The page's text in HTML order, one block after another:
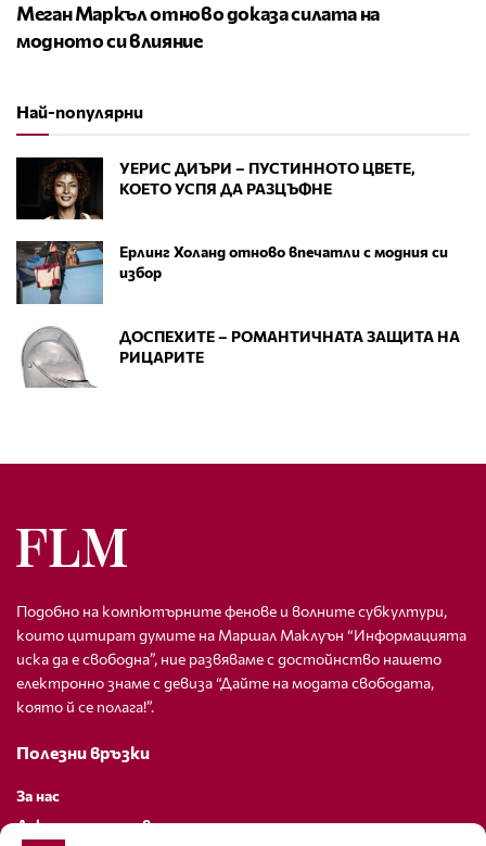
Меган Маркъл отново доказа силата на
модното си влияние
Най-популярни
УЕРИС ДИЪРИ – ПУСТИННОТО ЦВЕТЕ,
КОЕТО УСПЯ ДА РАЗЦЪФНЕ
Ерлинг Холанд отново впечатли с модния си
избор
ДОСПЕХИТЕ – РОМАНТИЧНАТА ЗАЩИТА НА
РИЦАРИТЕ
Подобно на компютърните фенове и волните субкултури,
които цитират думите на Маршал Маклуън “Информацията
иска да е свободна”, ние развяваме с достойнство нашето
електронно знаме с девиза “Дайте на модата свободата,
която й се полага!”.
Полезни връзки
За нас
Декларация за поверителност